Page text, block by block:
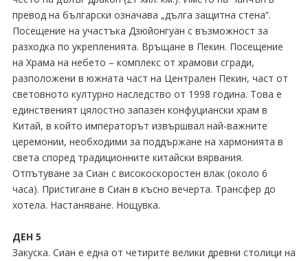
превод на български означава „дълга защитна стена“.
Посещение на участъка Дзюйонгуан с възможност за
разходка по укрепленията. Връщане в Пекин. Посещение
на Храма на небето – комплекс от храмови сгради,
разположени в южната част на Централен Пекин, част от
световното културно наследство от 1998 година. Това е
единственият цялостно запазен конфуциански храм в
Китай, в който императорът извършвал най-важните
церемонии, необходими за поддържане на хармонията в
света според традиционните китайски вярвания.
Отпътуване за Сиан с високоскоростен влак (около 6
часа). Пристигане в Сиан в късно вечерта. Трансфер до
хотела. Настаняване. Нощувка.
ДЕН 5
Закуска. Сиан е една от четирите велики древни столици на